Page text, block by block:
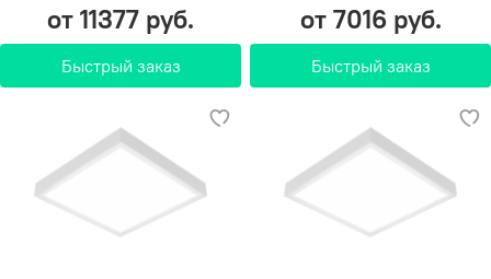
от 11377 руб.
Быстрый заказ
от 7016 руб.
Быстрый заказ